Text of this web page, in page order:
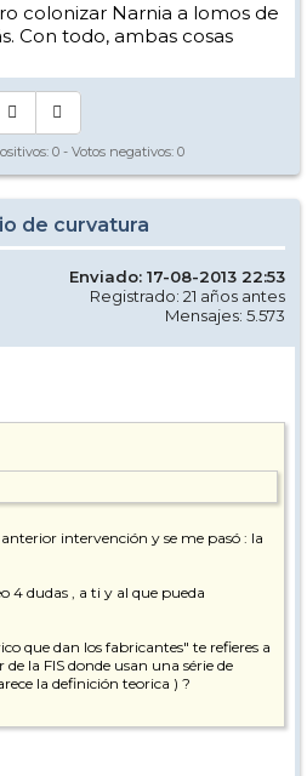
colonizar Narnia a lomos de
Con todo, ambas cosas
voy de extremo a extremo
inescrotables ...
0 - Votos negativos: 0
de curvatura
Enviado: 17-08-2013 22:53
Registrado: 21 años antes
Mensajes: 5.573
intervención y se me pasó : la
4 dudas , a ti y al que pueda
que dan los fabricantes" te refieres a
la FIS donde usan una série de
la definición teorica ) ?